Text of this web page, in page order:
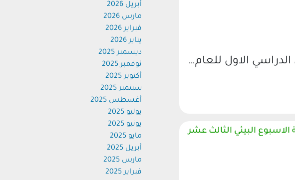
الاول للعام…
يوافق على :- – قبول 23400 طالب وطالبة للعام الجامعى 2021 – إقامة الاسبوع البيئي الثالث عشر
أبريل 2026
مارس 2026
فبراير 2026
يناير 2026
ديسمبر 2025
نوفمبر 2025
أكتوبر 2025
سبتمبر 2025
أغسطس 2025
يوليو 2025
يونيو 2025
مايو 2025
أبريل 2025
مارس 2025
فبراير 2025